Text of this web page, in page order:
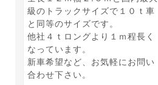
級のトラックサイズで１０ｔ車
と同等のサイズです。
他社４ｔロングより１ｍ程長く
なっています。
新車希望など、お気軽にお問い
合わせ下さい。